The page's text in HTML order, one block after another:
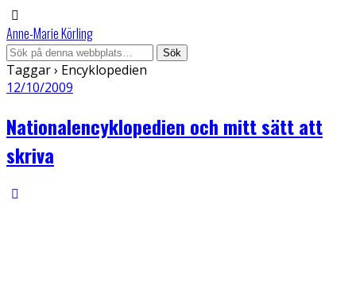
Anne-Marie Körling
Taggar › Encyklopedien
12/10/2009
Nationalencyklopedien och mitt sätt att
skriva